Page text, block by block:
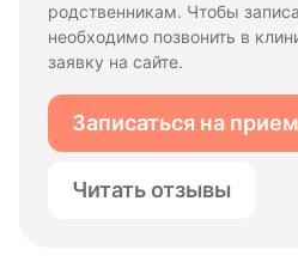
родственникам. Чтобы
необходимо позвонить в
заявку на сайте.
Записаться на прием
Читать отзывы